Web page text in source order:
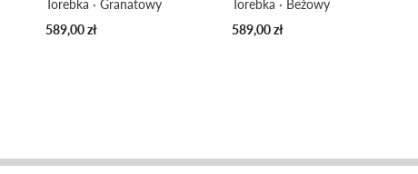
Torebka · Granatowy
589,00zł
Torebka · Beżowy
589,00zł